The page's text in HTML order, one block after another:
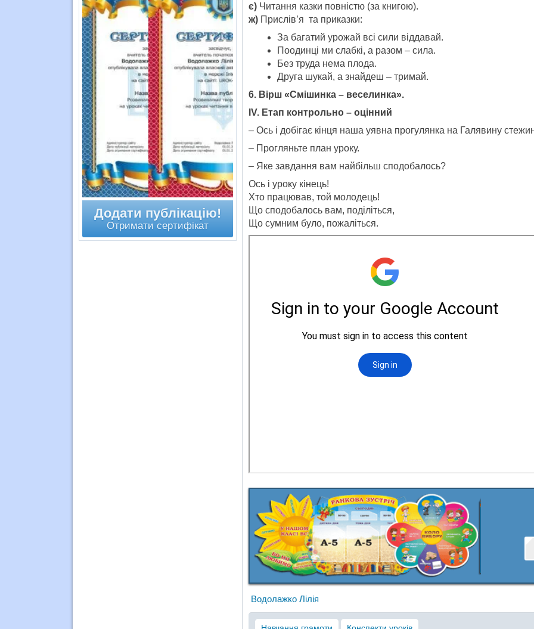
є) Читання казки повністю (за книгою).
ж) Прислів’я та приказки:
За багатий урожай всі сили віддавай.
Поодинці ми слабкі, а разом – сила.
Без труда нема плода.
Друга шукай, а знайдеш – тримай.
6. Вірш «Смішинка – веселинка».
ІV. Етап контрольно – оцінний
– Ось і добігає кінця наша уявна прогулянка на Галявину
– Прогляньте план уроку.
– Яке завдання вам найбільш сподобалось?
Ось і уроку кінець!
Хто працював, той молодець!
Що сподобалось вам, поділіться,
Що сумним було, пожаліться.
Водолажко Лілія
Додати публікацію!
Отримати сертифікат